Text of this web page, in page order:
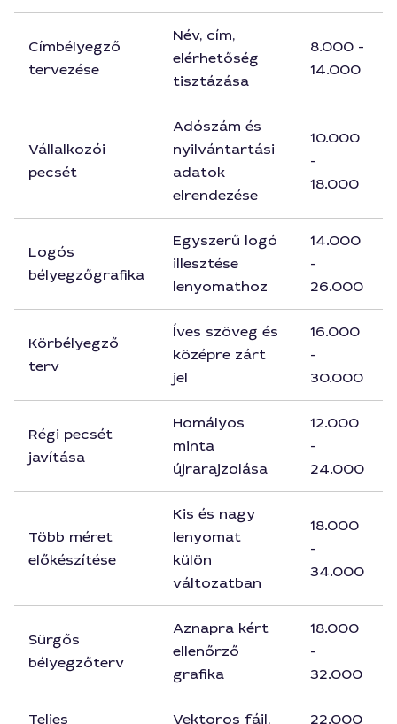
Címbélyegző
tervezése
Név, cím,
elérhetőség
tisztázása
8.000 -
14.000
Vállalkozói
pecsét
Adószám és
nyilvántartási
adatok
elrendezése
10.000
-
18.000
Logós
bélyegzőgrafika
Egyszerű logó
illesztése
lenyomathoz
14.000
-
26.000
Körbélyegző
terv
Íves szöveg és
középre zárt
jel
16.000
-
30.000
Régi pecsét
javítása
Homályos
minta
újrarajzolása
12.000
-
24.000
Több méret
előkészítése
Kis és nagy
lenyomat
külön
változatban
18.000
-
34.000
Sürgős
bélyegzőterv
Aznapra kért
ellenőrző
grafika
18.000
-
32.000
Teljes
Vektoros fájl,
22.000